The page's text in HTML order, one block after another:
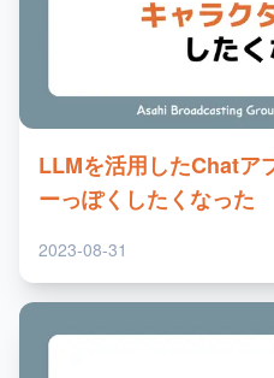
LLMを活用したChatア
ーっぽくしたくなった
2023-08-31